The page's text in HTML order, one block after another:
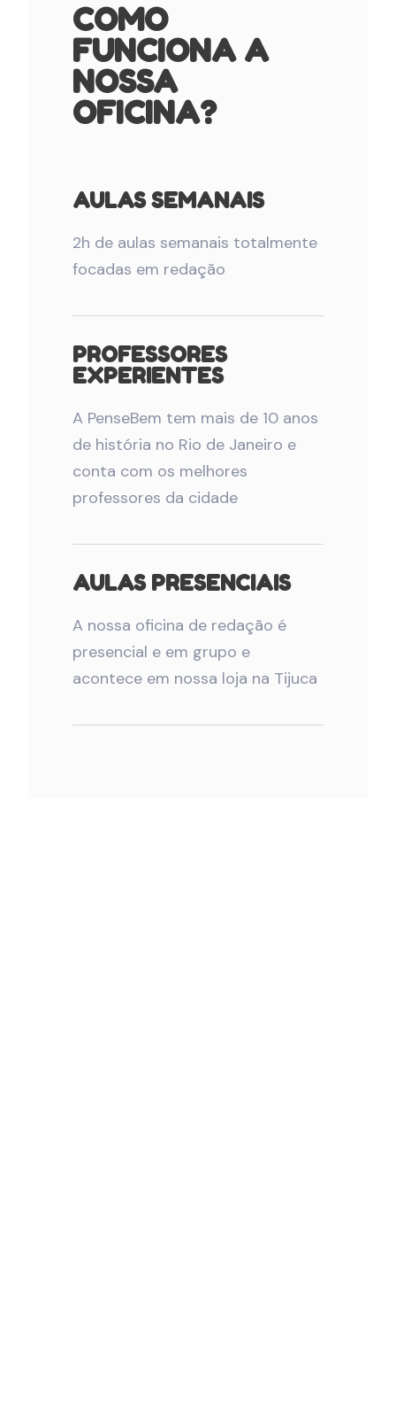
COMO
FUNCIONA A
NOSSA
OFICINA?
AULAS SEMANAIS
2h de aulas semanais totalmente
focadas em redação
PROFESSORES
EXPERIENTES
A PenseBem tem mais de 10 anos
de história no Rio de Janeiro e
conta com os melhores
professores da cidade
AULAS PRESENCIAIS
A nossa oficina de redação é
presencial e em grupo e
acontece em nossa loja na Tijuca